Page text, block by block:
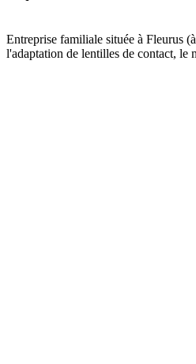
Entreprise familiale située à Fleurus
l'adaptation de lentilles de contact, le